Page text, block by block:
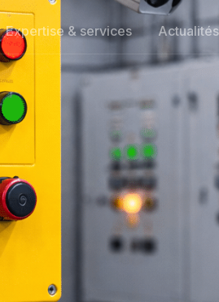
Expertise & services Actualités